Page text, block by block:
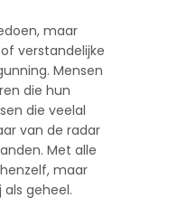
maar
verstandelijke
Mensen
die hun
die veelal
van de radar
Met alle
maar
geheel.